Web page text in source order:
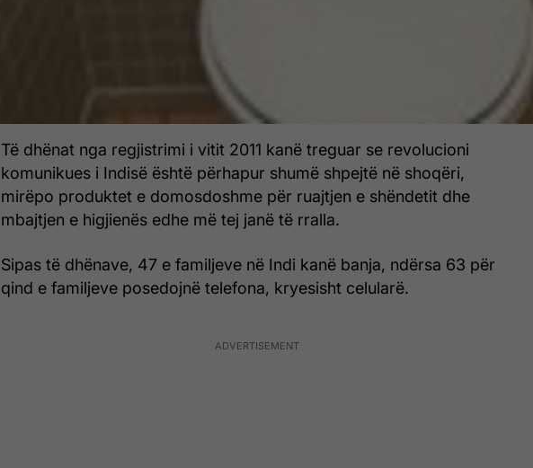
Të dhënat nga regjistrimi i vitit 2011 kanë treguar se revolucioni
komunikues i Indisë është përhapur shumë shpejtë në shoqëri,
mirëpo produktet e domosdoshme për ruajtjen e shëndetit dhe
mbajtjen e higjienës edhe më tej janë të rralla.
Sipas të dhënave, 47 e familjeve në Indi kanë banja, ndërsa 63 për
qind e familjeve posedojnë telefona, kryesisht celularë.